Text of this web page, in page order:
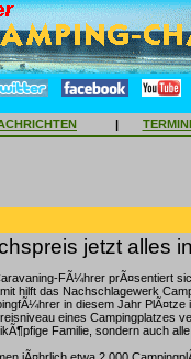
|
jetzt alles
FÃ¼hrer prÃ¤sentiert
hilft das Nachschlagewerk
in diesem Jahr
eines Campingplatzes
Familie, sondern auch